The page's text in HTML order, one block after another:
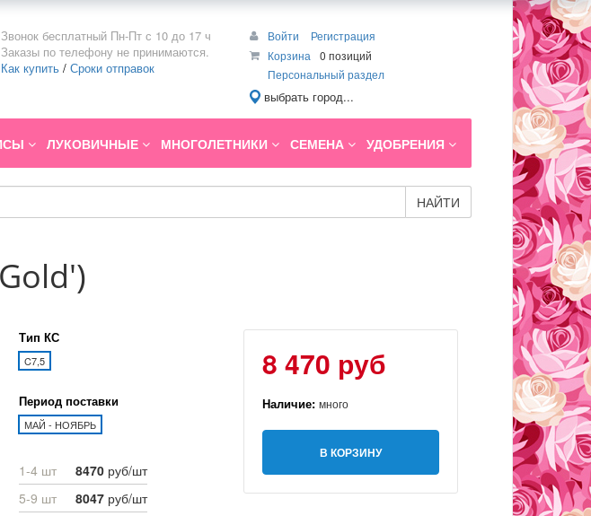
Звонок бесплатный Пн-Пт с 10 до 17 ч
Заказы по телефону не принимаются.
Как купить / Сроки отправок
Войти
Регистрация
Корзина
0 позиций
Персональный раздел
выбрать город...
ЛУКОВИЧНЫЕ МНОГОЛЕТНИКИ СЕМЕНА УДОБРЕНИЯ
НАЙТИ
Тип КС
C7,5
Период поставки
МАЙ - НОЯБРЬ
1-4 шт 8470 руб/шт
5-9 шт
8047 руб/шт
8 470 руб
Наличие: много
В КОРЗИНУ